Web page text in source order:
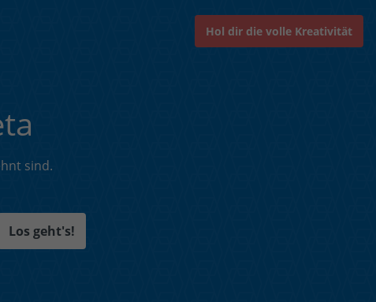
Hol dir die volle Kreativität
sind.
Los geht's!